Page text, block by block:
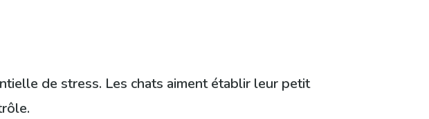
de stress. Les chats aiment établir leur petit